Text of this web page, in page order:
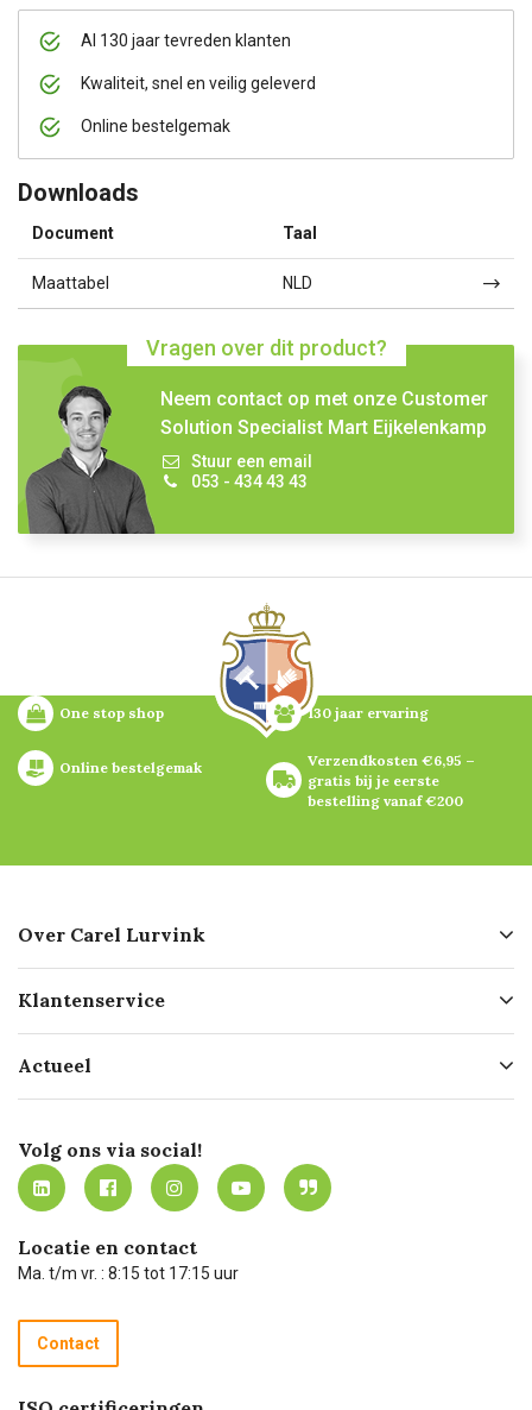
Al 130 jaar tevreden klanten
Kwaliteit, snel en veilig geleverd
Online bestelgemak
Downloads
Document Taal
Maattabel NLD
Vragen over dit product?
Neem contact op met onze Customer
Solution Specialist Mart Eijkelenkamp
Stuur een email
053 - 434 43 43
One stop shop 130 jaar ervaring
Online bestelgemak
Verzendkosten €6,95 –
gratis bij je eerste
bestelling vanaf €200
Over Carel Lurvink
Geschiedenis
Missie
Werken bij Carel Lurvink
MVO
Klantenservice
Bezorgen
Mijn Carel Lurvink
Mijn Carel Lurvink instructievideo's
Carel Lurvink App
Hulp op afstand
Technische dienst
Recycle programma
Betalen
Actueel
Innovation LAB
Tevreden klanten
Carel Lurvink Blog
Carel de podcast
Volg ons via social!
Locatie en contact
Ma. t/m vr. : 8:15 tot 17:15 uur
Contact